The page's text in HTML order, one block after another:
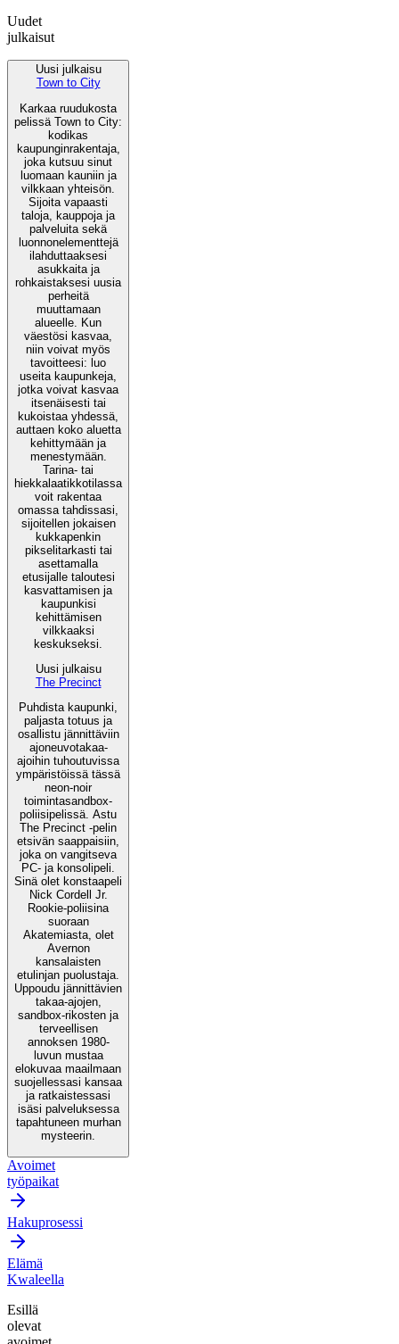
Uudet
julkaisut
Uusi julkaisu
Town to City
Karkaa ruudukosta
pelissä Town to City:
kodikas
kaupunginrakentaja,
joka kutsuu sinut
luomaan kauniin ja
vilkkaan yhteisön.
Sijoita vapaasti
taloja, kauppoja ja
palveluita sekä
luonnonelementtejä
ilahduttaaksesi
asukkaita ja
rohkaistaksesi uusia
perheitä
muuttamaan
alueelle. Kun
väestösi kasvaa,
niin voivat myös
tavoitteesi: luo
useita kaupunkeja,
jotka voivat kasvaa
itsenäisesti tai
kukoistaa yhdessä,
auttaen koko aluetta
kehittymään ja
menestymään.
Tarina- tai
hiekkalaatikkotilassa
voit rakentaa
omassa tahdissasi,
sijoitellen jokaisen
kukkapenkin
pikselitarkasti tai
asettamalla
etusijalle taloutesi
kasvattamisen ja
kaupunkisi
kehittämisen
vilkkaaksi
keskukseksi.
Uusi julkaisu
The Precinct
Puhdista kaupunki,
paljasta totuus ja
osallistu jännittäviin
ajoneuvotakaa-
ajoihin tuhoutuvissa
ympäristöissä tässä
neon-noir
toimintasandbox-
poliisipelissä. Astu
The Precinct -pelin
etsivän saappaisiin,
joka on vangitseva
PC- ja konsolipeli.
Sinä olet konstaapeli
Nick Cordell Jr.
Rookie-poliisina
suoraan
Akatemiasta, olet
Avernon
kansalaisten
etulinjan puolustaja.
Uppoudu jännittävien
takaa-ajojen,
sandbox-rikosten ja
terveellisen
annoksen 1980-
luvun mustaa
elokuvaa maailmaan
suojellessasi kansaa
ja ratkaistessasi
isäsi palveluksessa
tapahtuneen murhan
mysteerin.
Avoimet
työpaikat
Hakuprosessi
Elämä
Kwaleella
Esillä
olevat